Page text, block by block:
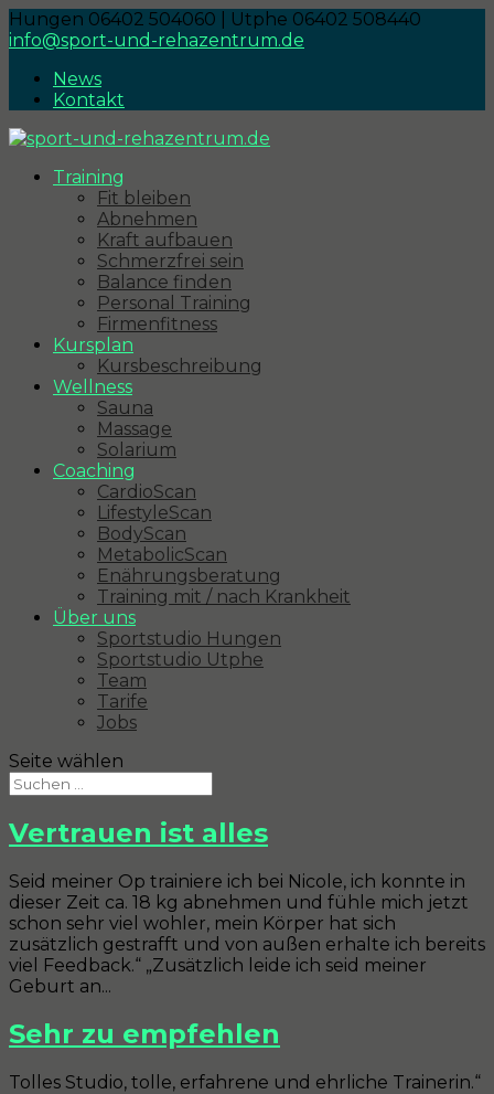
Hungen 06402 504060 | Utphe 06402 508440
info@sport-und-rehazentrum.de
News
Kontakt
Training
Fit bleiben
Abnehmen
Kraft aufbauen
Schmerzfrei sein
Balance finden
Personal Training
Firmenfitness
Kursplan
Kursbeschreibung
Wellness
Sauna
Massage
Solarium
Coaching
CardioScan
LifestyleScan
BodyScan
MetabolicScan
Enährungsberatung
Training mit / nach Krankheit
Über uns
Sportstudio Hungen
Sportstudio Utphe
Team
Tarife
Jobs
Seite wählen
Vertrauen ist alles
Seid meiner Op trainiere ich bei Nicole, ich konnte in
dieser Zeit ca. 18 kg abnehmen und fühle mich jetzt
schon sehr viel wohler, mein Körper hat sich
zusätzlich gestrafft und von außen erhalte ich bereits
viel Feedback.“ „Zusätzlich leide ich seid meiner
Geburt an...
Sehr zu empfehlen
Tolles Studio, tolle, erfahrene und ehrliche Trainerin.“